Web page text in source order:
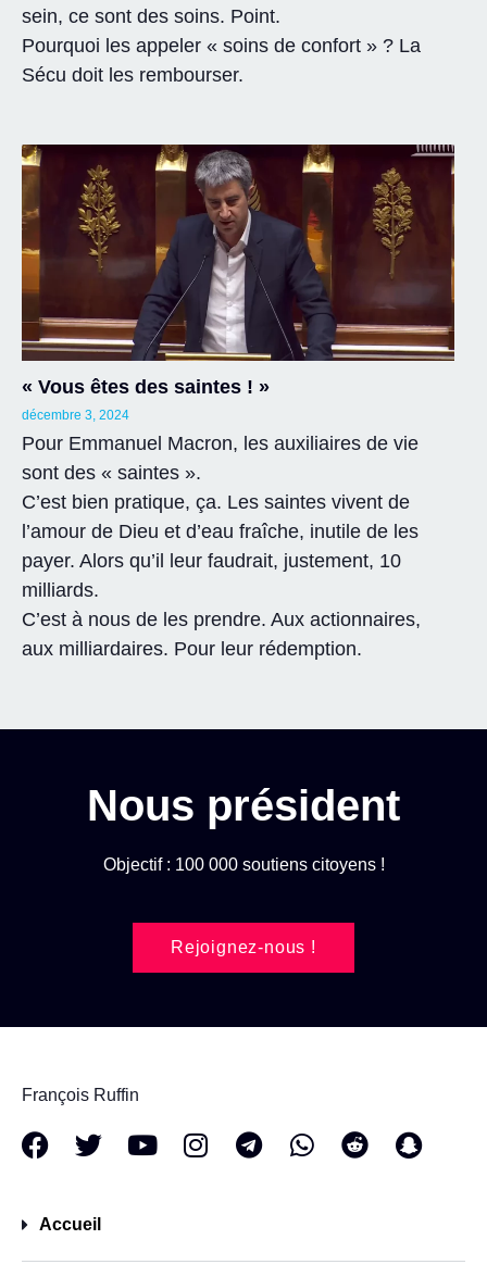
sein, ce sont des soins. Point.
Pourquoi les appeler « soins de confort » ? La
Sécu doit les rembourser.
« Vous êtes des saintes ! »
décembre 3, 2024
Pour Emmanuel Macron, les auxiliaires de vie
sont des « saintes ».
C’est bien pratique, ça. Les saintes vivent de
l’amour de Dieu et d’eau fraîche, inutile de les
payer. Alors qu’il leur faudrait, justement, 10
milliards.
C’est à nous de les prendre. Aux actionnaires,
aux milliardaires. Pour leur rédemption.
Nous président
Objectif : 100 000 soutiens citoyens !
Rejoignez-nous !
François Ruffin
Accueil